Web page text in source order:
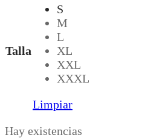
Talla
S
M
L
XL
XXL
XXXL
Limpiar
Hay existencias